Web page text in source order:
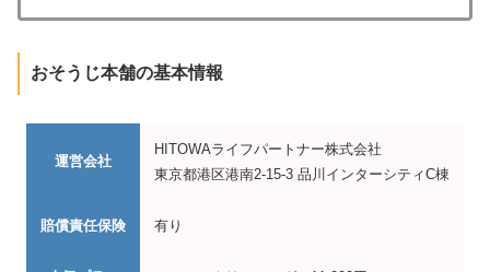
おそうじ本舗の基本情報
運営会社
HITOWAライフパートナー株式会社
東京都港区港南2-15-3 品川インターシティC棟
賠償責任保険 有り